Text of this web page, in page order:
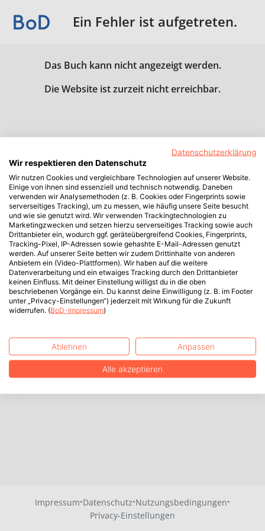
Ein Fehler ist aufgetreten.
Das Buch kann nicht angezeigt werden.
Die Website ist zurzeit nicht erreichbar.
Impressum·Datenschutz·Nutzungsbedingungen·
Privacy-Einstellungen
Datenschutzerklärung
Wir respektieren den Datenschutz
Wir nutzen Cookies und vergleichbare Technologien auf unserer Website.
Einige von ihnen sind essenziell und technisch notwendig. Daneben
verwenden wir Analysemethoden (z. B. Cookies oder Fingerprints sowie
serverseitiges Tracking), um zu messen, wie häufig unsere Seite besucht
und wie sie genutzt wird. Wir verwenden Trackingtechnologien zu
Marketingzwecken und setzen hierzu serverseitiges Tracking sowie auch
Drittanbieter ein, wodurch ggf. geräteübergreifend Cookies, Fingerprints,
Tracking-Pixel, IP-Adressen sowie gehashte E-Mail-Adressen genutzt
werden. Auf unserer Seite betten wir zudem Drittinhalte von anderen
Anbietern ein (Video-Plattformen). Wir haben auf die weitere
Datenverarbeitung und ein etwaiges Tracking durch den Drittanbieter
keinen Einfluss. Mit deiner Einstellung willigst du in die oben
beschriebenen Vorgänge ein. Du kannst deine Einwilligung (z. B. im Footer
unter „Privacy-Einstellungen“) jederzeit mit Wirkung für die Zukunft
widerrufen. (BoD-Impressum)
Ablehnen Anpassen
Alle akzeptieren